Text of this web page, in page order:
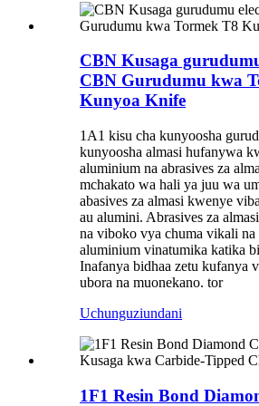
CBN Kusaga
CBN Gurudumu kwa
Kunyoa Knife
1A1 kisu cha kunyoosha
kunyoosha almasi hufanywa
aluminium na abrasives za
mchakato wa hali ya juu wa
abasives za almasi kwenye
au alumini. Abrasives za
na viboko vya chuma vikali
aluminium vinatumika katika
Inafanya bidhaa zetu kufanya
ubora na muonekano. tor
Uchunguziundani
1F1 Resin Bond